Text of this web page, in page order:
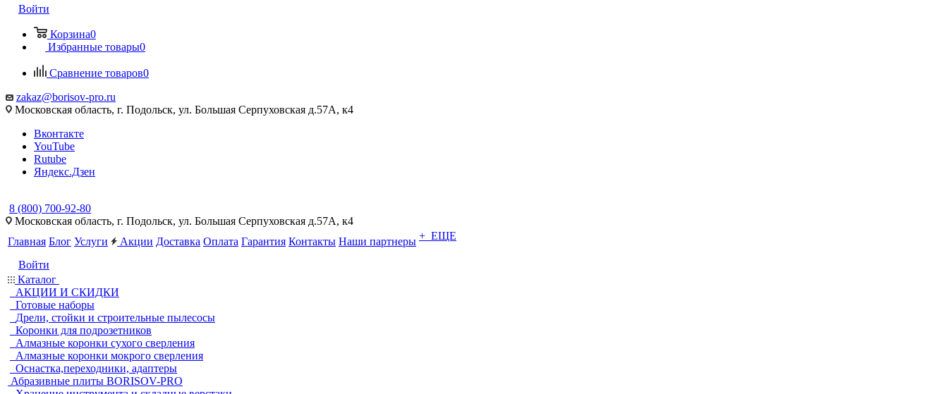
Войти
Корзина0
Избранные товары0
Сравнение товаров0
zakaz@borisov-pro.ru
Московская область, г. Подольск, ул. Большая Серпуховская д.57A, к4
Вконтакте
YouTube
Rutube
Яндекс.Дзен
8 (800) 700-92-80
Московская область, г. Подольск, ул. Большая Серпуховская д.57A, к4
Главная Блог Услуги Акции Доставка Оплата Гарантия Контакты Наши партнеры + ЕЩЕ
Войти
Каталог
АКЦИИ И СКИДКИ
Готовые наборы
Дрели, стойки и строительные пылесосы
Коронки для подрозетников
Алмазные коронки сухого сверления
Алмазные коронки мокрого сверления
Оснастка,переходники, адаптеры
Абразивные плиты BORISOV-PRO